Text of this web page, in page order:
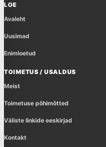
LOE
Avaleht
Uusimad
Enimloetud
TOIMETUS / USALDUS
Meist
Toimetuse põhimõtted
Väliste linkide eeskirjad
Kontakt